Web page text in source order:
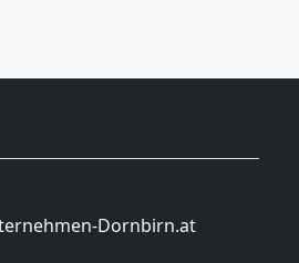
Dornbirn.at